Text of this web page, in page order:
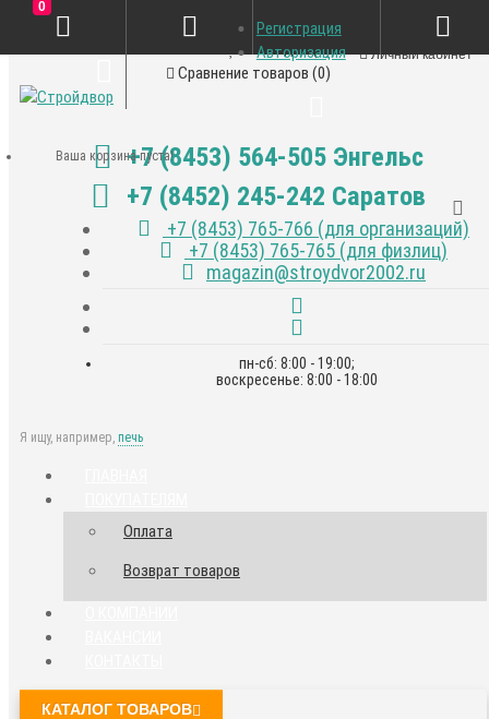
Личный кабинет
Закладки (0)
Сравнение товаров (0)
+7 (8453) 564-505 Энгельс
+7 (8452) 245-242 Саратов
+7 (8453) 765-766 (для организаций)
+7 (8453) 765-765 (для физлиц)
magazin@stroydvor2002.ru
пн-сб: 8:00 - 19:00;
воскресенье: 8:00 - 18:00
Я ищу, например, печь
Регистрация
Авторизация
0
Ваша корзина пуста!
Оплата
Возврат товаров
КАТАЛОГ ТОВАРОВ